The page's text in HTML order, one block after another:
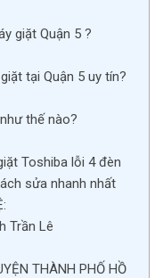
giặt Quận 5 ?
tại Quận 5 uy tín?
thế nào?
Toshiba lỗi 4 đèn
sửa nhanh nhất
Trần Lê
THÀNH PHỐ HỒ